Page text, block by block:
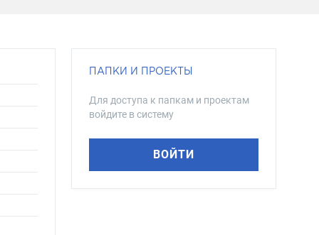
ПАПКИ И ПРОЕКТЫ
Для доступа к папкам и проектам
войдите в систему
ВОЙТИ